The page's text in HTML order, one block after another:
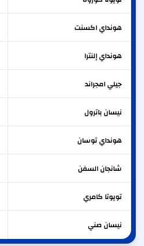
هونداياكسنت
هوندايإلنترا
جيليامجراند
نيسان باترول
هوندايتوسان
شانجانالسفن
تويوتا كامري
نيسان صني